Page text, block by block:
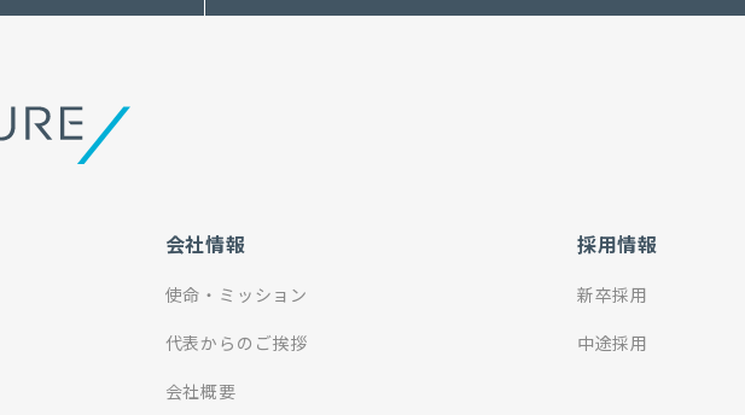
会社情報
使命・ミッション
代表からのご挨拶
会社概要
採用情報
新卒採用
中途採用